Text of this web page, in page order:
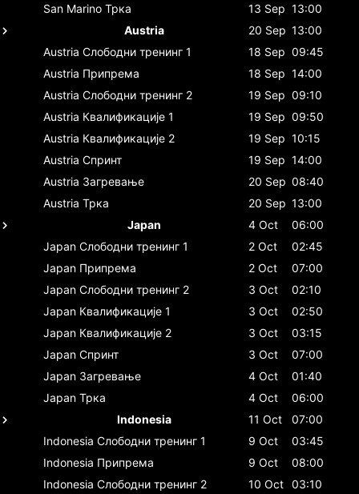
San Marino Трка 13 Sep 13:00
Austria
20 Sep 13:00
Austria Слободни тренинг 1 18 Sep 09:45
Austria Припрема 18 Sep 14:00
Austria Слободни тренинг 2 19 Sep 09:10
Austria Квалификације 1 19 Sep 09:50
Austria Квалификације 2 19 Sep 10:15
Austria Спринт 19 Sep 14:00
Austria Загревање 20 Sep 08:40
Austria Трка 20 Sep 13:00
Japan
4 Oct
06:00
Japan Слободни тренинг 1 2 Oct
02:45
Japan Припрема 2 Oct
07:00
Japan Слободни тренинг 2 3 Oct
02:10
Japan Квалификације 1 3 Oct
02:50
Japan Квалификације 2 3 Oct
03:15
Japan Спринт 3 Oct
07:00
Japan Загревање 4 Oct
01:40
Japan Трка 4 Oct
06:00
Indonesia
11 Oct
07:00
Indonesia Слободни тренинг 1 9 Oct
03:45
Indonesia Припрема 9 Oct
08:00
Indonesia Слободни тренинг 2 10 Oct 03:10